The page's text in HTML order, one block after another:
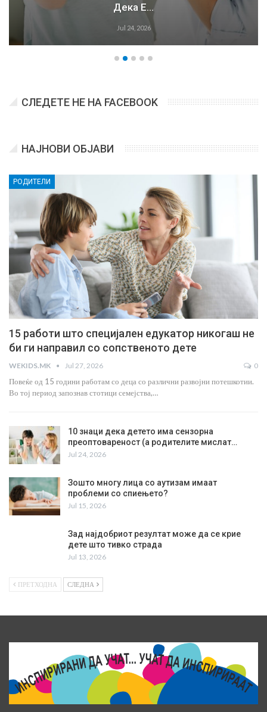
Дека Е…
Jul 24, 2026
СЛЕДЕТЕ НЕ НА FACEBOOK
НАЈНОВИ ОБЈАВИ
РОДИТЕЛИ
15 работи што специјален едукатор никогаш не
би ги направил со сопственото дете
WEKIDS.MK Jul 27, 2026 0
Повеќе од 15 години работам со деца со различни развојни потешкотии.
Во тој период запознав стотици семејства,…
10 знаци дека детето има сензорна
преоптовареност (а родителите мислат…
Jul 24, 2026
Зошто многу лица со аутизам имаат
проблеми со спиењето?
Jul 15, 2026
Зад најдобриот резултат може да се крие
дете што тивко страда
Jul 13, 2026
ПРЕТХОДНА СЛЕДНА